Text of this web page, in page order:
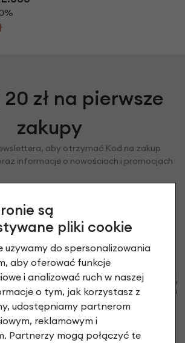
zł na pierwsze
zakupy
aby otrzymać Kod na zakup
informacje o nowościach i promocjach
Zapisz się
każdej chwili. W tym celu przeczytajpolitykę prywatności
danych osobowych są RoweryStylowe.pl (50-028 Wrocław,
telefon: 713 432 029. Podany przez Ciebie
dane osobowe (np. jeżeli zawiera Twoje imię i nazwisko).
reCAPTCHA i obowiązują ją Polityka prywatności Google
Warunki korzystania z usługi Google
są
pliki cookie
używamy do spersonalizowania
aby oferować funkcje
i analizować ruch w naszej
o tym, jak korzystasz z
udostępniamy partnerom
reklamowym i
Partnerzy mogą połączyć te